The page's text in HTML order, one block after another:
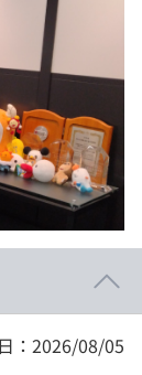
：2026/08/05